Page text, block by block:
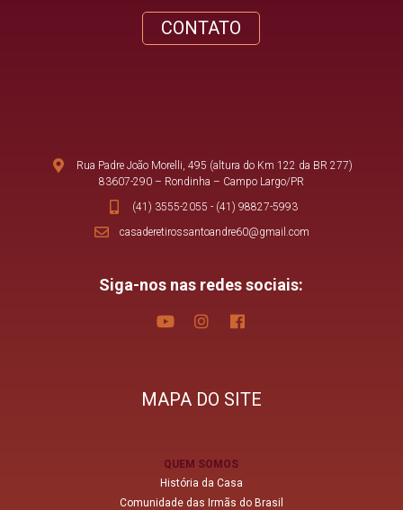
CONTATO
Rua Padre João Morelli, 495 (altura do Km 122 da BR 277)
83607-290 – Rondinha – Campo Largo/PR
(41) 3555-2055 - (41) 98827-5993
casaderetirossantoandre60@gmail.com
Siga-nos nas redes sociais:
MAPA DO SITE
QUEM SOMOS
História da Casa
Comunidade das Irmãs do Brasil